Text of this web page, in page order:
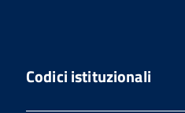
Codici istituzionali